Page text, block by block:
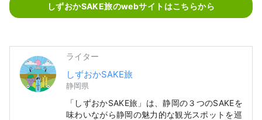
しずおかSAKE旅のwebサイトはこちらから
ライター
しずおかSAKE旅
静岡県
「しずおかSAKE旅」は、静岡の３つのSAKEを
味わいながら静岡の魅力的な観光スポットを巡